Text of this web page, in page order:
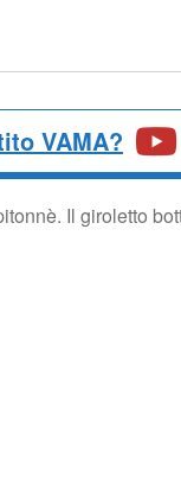
VAMA?
Il giroletto